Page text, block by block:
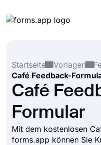
Integrationen
Vorlagen
Ressourcen
Startseite
Vorlagen
Café Feedback-
Café
Formular
Mit dem kostenlosen
forms.app können Sie